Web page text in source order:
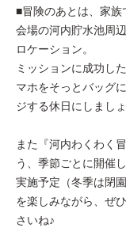
■冒険のあとは、家族
会場の河内貯水池周
ロケーション。
ミッションに成功し
マホをそっとバッグ
ジする休日にしましょ
また『河内わくわく
う、季節ごとに開催
実施予定（冬季は閉
を楽しみながら、ぜ
さいね♪